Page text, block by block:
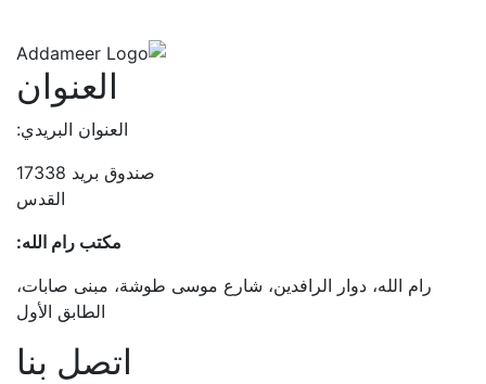
العنوان
العنوان البريدي:
صندوق بريد 17338
القدس
مكتب رام الله:
رام الله، دوار الرافدين، شارع موسى طوشة، مبنى صابات،
الطابق الأول
اتصل بنا